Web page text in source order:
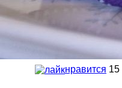
нравится 15